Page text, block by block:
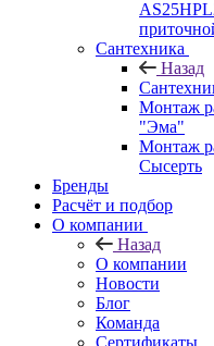
Сантехника
Назад
Монтаж
"Эма"
Монтаж
Сысерть
Бренды
Расчёт и подбор
О компании
Назад
О компании
Новости
Блог
Команда
Сертификаты